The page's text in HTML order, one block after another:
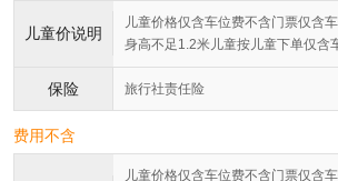
儿童价说明
儿童价格仅含车位费不含门票仅含
身高不足1.2米儿童按儿童下单仅含
保险 旅行社责任险
费用不含
儿童价格仅含车位费不含门票仅含